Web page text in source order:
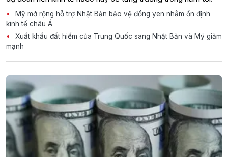
Mỹ mở rộng hỗ trợ Nhật Bản bảo vệ đồng yen nhằm ổn định
kinh tế châu Á
Xuất khẩu đất hiếm của Trung Quốc sang Nhật Bản và Mỹ giảm
mạnh